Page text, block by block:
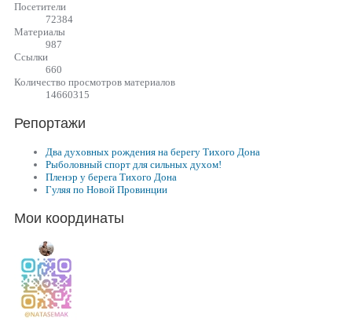
Посетители
72384
Материалы
987
Cсылки
660
Количество просмотров материалов
14660315
Репортажи
Два духовных рождения на берегу Тихого Дона
Рыболовный спорт для сильных духом!
Пленэр у берега Тихого Дона
Гуляя по Новой Провинции
Мои координаты